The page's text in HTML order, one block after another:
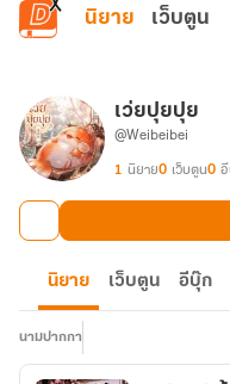
ข้ามไปยังเนื้อหาหลัก
นิยาย เว็บตูน
เว่ยปุยปุย
@Weibeibei
1 นิยาย0 เว็บตูน0
นิยาย เว็บตูน อีบุ๊ก
นามปากกา